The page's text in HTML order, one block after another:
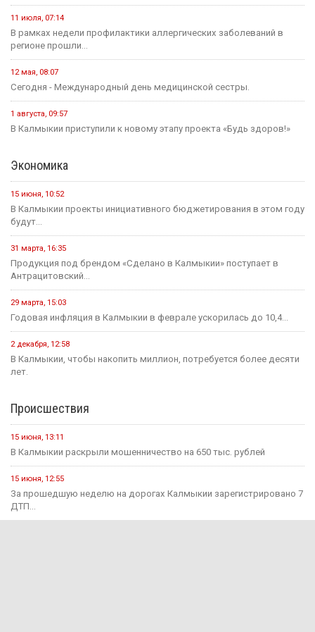
11 июля, 07:14
В рамках недели профилактики аллергических заболеваний в
регионе прошли...
12 мая, 08:07
Сегодня - Международный день медицинской сестры.
1 августа, 09:57
В Калмыкии приступили к новому этапу проекта «Будь здоров!»
Экономика
15 июня, 10:52
В Калмыкии проекты инициативного бюджетирования в этом году
будут...
31 марта, 16:35
Продукция под брендом «Сделано в Калмыкии» поступает в
Антрацитовский...
29 марта, 15:03
Годовая инфляция в Калмыкии в феврале ускорилась до 10,4...
2 декабря, 12:58
В Калмыкии, чтобы накопить миллион, потребуется более десяти
лет.
Происшествия
15 июня, 13:11
В Калмыкии раскрыли мошенничество на 650 тыс. рублей
15 июня, 12:55
За прошедшую неделю на дорогах Калмыкии зарегистрировано 7
ДТП...